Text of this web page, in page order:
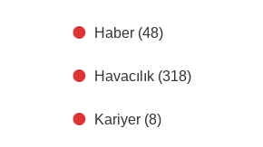
Haber (48)
Havacılık (318)
Kariyer (8)